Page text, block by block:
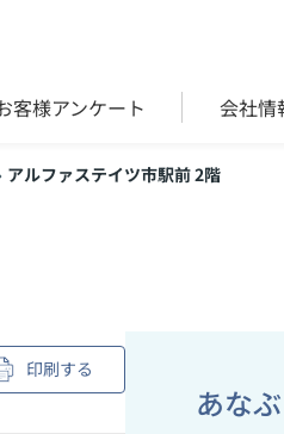
客様アンケート 会社情
アルファステイツ市駅前 2階
印刷する
あな